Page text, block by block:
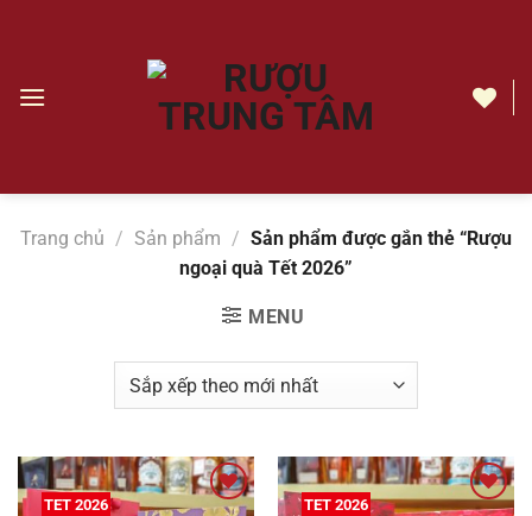
dungRượu
2026
Trang chủ / Sản phẩm / Sản phẩm được gắn thẻ “Rượu
ngoại quà Tết 2026”
MENU
TET 2026 TET 2026